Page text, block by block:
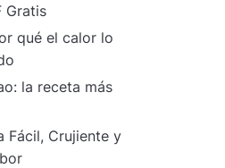
Gratis
qué el calor lo
la receta más
Fácil, Crujiente y